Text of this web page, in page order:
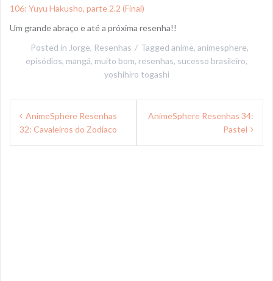
106: Yuyu Hakusho, parte 2.2 (Final)
Um grande abraço e até a próxima resenha!!
Posted in Jorge, Resenhas Tagged anime, animesphere,
episódios, mangá, muito bom, resenhas, sucesso brasileiro,
yoshihiro togashi
Navegação
deAnimeSphere Resenhas
32: Cavaleiros do Zodíaco
AnimeSphere Resenhas 34:
Pastel